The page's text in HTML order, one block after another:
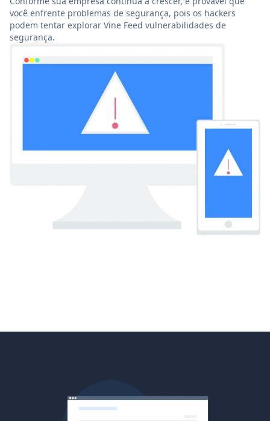
você enfrente problemas de segurança, pois os hackers
podem tentar explorar Vine Feed vulnerabilidades de
segurança.